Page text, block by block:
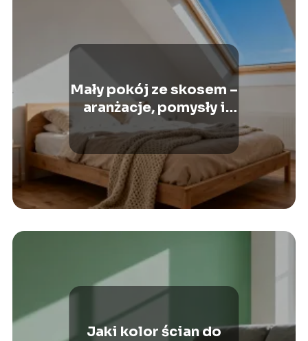
Mały pokój ze skosem –
aranżacje, pomysły i
inspiracje
Jaki kolor ścian do